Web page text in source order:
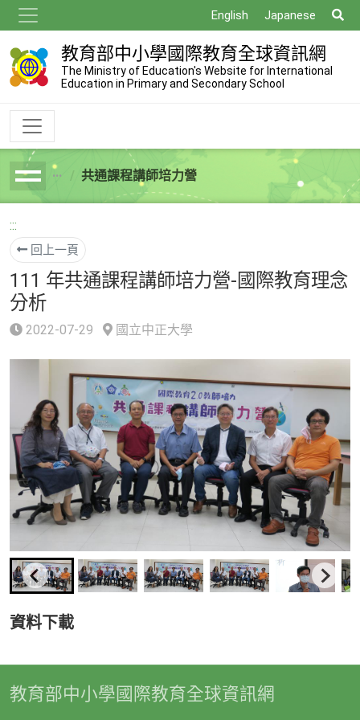
到
主
要
內
English Japanese
尋
教育部中小學國際教育全球資訊網
The Ministry of Education's Website for International
Education in Primary and Secondary School
breadcrumb共通課程講師培力營
:::
回上一頁
111 年共通課程講師培力營-國際教育理念
分析
2022-07-29 國立中正大學
資料下載
教育部中小學國際教育全球資訊網